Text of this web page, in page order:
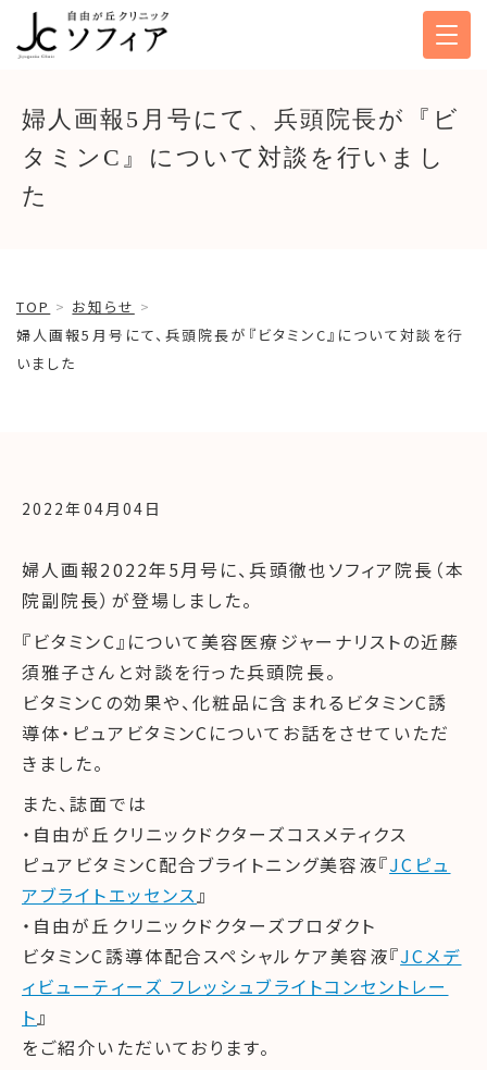
婦人画報5月号にて、兵頭院長が『ビ
タミンC』について対談を行いまし
た
TOP
お知らせ
婦人画報5月号にて、兵頭院長が『ビタミンC』について対談を行
いました
2022年04月04日
婦人画報2022年5月号に、兵頭徹也ソフィア院長（本
院副院長）が登場しました。
『ビタミンC』について美容医療ジャーナリストの近藤
須雅子さんと対談を行った兵頭院長。
ビタミンCの効果や、化粧品に含まれるビタミンC誘
導体・ピュアビタミンCについてお話をさせていただ
きました。
また、誌面では
・自由が丘クリニックドクターズコスメティクス
ピュアビタミンC配合ブライトニング美容液『JCピュ
アブライトエッセンス』
・自由が丘クリニックドクターズプロダクト
ビタミンC誘導体配合スペシャルケア美容液『JCメデ
ィビューティーズ フレッシュブライトコンセントレー
ト』
をご紹介いただいております。